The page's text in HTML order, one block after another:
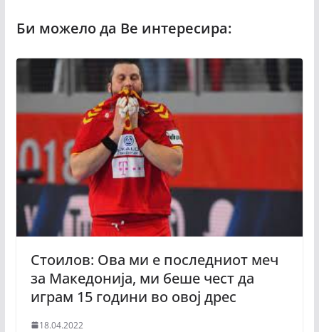
Стоилов: Ова ми е последниот меч
за Македонија, ми беше чест да
играм 15 години во овој дрес
18.04.2022